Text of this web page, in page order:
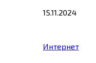
15.11.2024
Интернет